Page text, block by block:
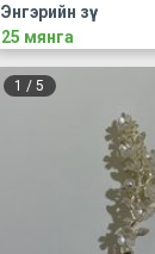
Энгэрийн зүү
25 мянга
1 /5